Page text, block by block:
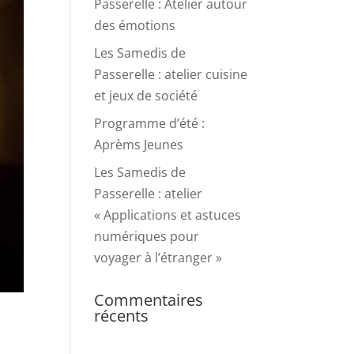
Passerelle : Atelier autour
des émotions
Les Samedis de
Passerelle : atelier cuisine
et jeux de société
Programme d’été :
Aprèms Jeunes
Les Samedis de
Passerelle : atelier
« Applications et astuces
numériques pour
voyager à l’étranger »
Commentaires
récents